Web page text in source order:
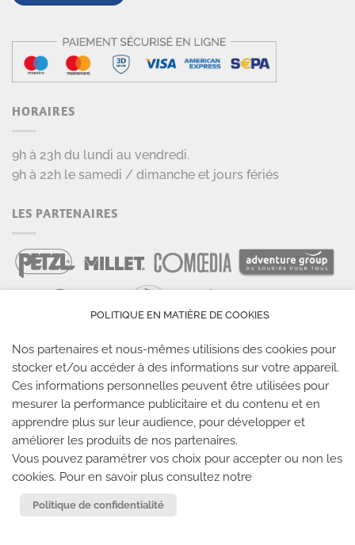
HORAIRES
9h à 23h du lundi au vendredi.
9h à 22h le samedi / dimanche et jours fériés
LES PARTENAIRES
LES SALLES CLIMB UP
Climb Up vous accueille dans ses salles, partout en
France
TROUVE TA SALLE
POLITIQUE EN MATIÈRE DE COOKIES
Nos partenaires et nous-mêmes utilisions des cookies pour
stocker et/ou accéder à des informations sur votre appareil.
Ces informations personnelles peuvent être utilisées pour
mesurer la performance publicitaire et du contenu et en
apprendre plus sur leur audience, pour développer et
améliorer les produits de nos partenaires.
Vous pouvez paramétrer vos choix pour accepter ou non les
cookies. Pour en savoir plus consultez notre
Politique de confidentialité